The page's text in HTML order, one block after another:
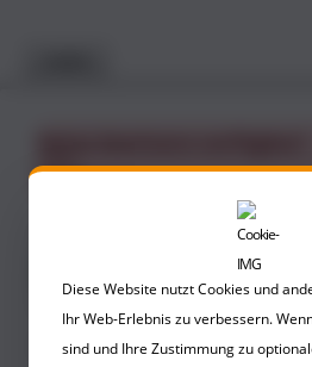
Anrede *
Diese Website nutzt Cookies und
Ihr Web-Erlebnis zu verbessern.
sind und Ihre Zustimmung zu